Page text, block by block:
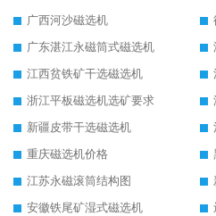
广西河沙磁选机
广东湛江永磁筒式磁选机
江西贫铁矿干选磁选机
浙江平板磁选机选矿要求
新疆皮带干选磁选机
重庆磁选机价格
江苏永磁滚筒结构图
安徽铁尾矿湿式磁选机